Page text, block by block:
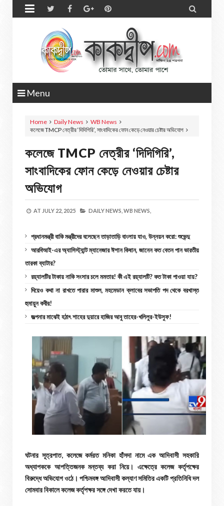
 
Menu
Home Daily News
WB News
কলেজে TMCP নেত্রীর ‘দিদিগিরি’, সাংবাদিকের ফোন কেড়ে নেওয়ার চেষ্টার অভিযোগ
কলেজে TMCP নেত্রীর ‘দিদিগিরি’,
সাংবাদিকের ফোন কেড়ে নেওয়ার চেষ্টার
অভিযোগ
AT JULY 22, 2025 DAILY NEWS, WB NEWS,
প্রধানমন্ত্রী বাকি মন্ত্রীদের বলেছেন তাড়াতাড়ি বাংলায় যাও, উন্নয়ন করো: শুভেন্দু
আরবিআই-এর অ্যাসিস্ট্যান্ট ম্যানেজার ঈশান কিষান, জানেন কত বেতন পান ভারতীয়
তারকা ব্যাটার?
রয়্যালটির টাকায় নাকি সংসার চলে মমতার! কী এই রয়্যালটি? কত টাকা পাওয়া যায়?
দিয়েও কথা না রাখতে পারার মাশুল, মহমেডান ক্লাবের সভাপতি পদ থেকে বরখাস্ত
হুমায়ুন কবীর!
জল্পনার মাঝেই হঠাৎ শাহের দুয়ারে হাজির আবু তাহের-খলিলুর-ইউসুফ!
ঘটনার সূত্রপাত, কলেজে কর্মরত মনিকা হাঁসদা নামে এক আদিবাসী সহকারি
অধ্যাপককে আপত্তিজনক মন্তব্য করা নিয়ে। এক্ষেত্রে কলেজ কর্তৃপক্ষের
বিরুদ্ধে অভিযোগ ওঠে। পশ্চিমবঙ্গ আদিবাসী কল্যাণ সমিতির একটি প্রতিনিধি দল
সোমবার বিকালে কলেজ কর্তৃপক্ষর সঙ্গে দেখা করতে যায়।